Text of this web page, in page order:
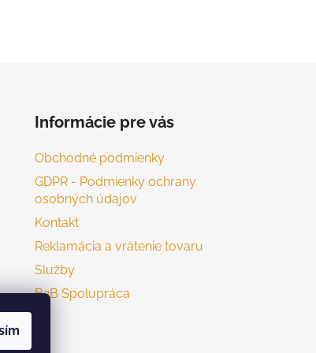
Informácie pre vás
Obchodné podmienky
GDPR - Podmienky ochrany
osobných údajov
Kontakt
Reklamácia a vrátenie tovaru
Služby
B2B Spolupráca